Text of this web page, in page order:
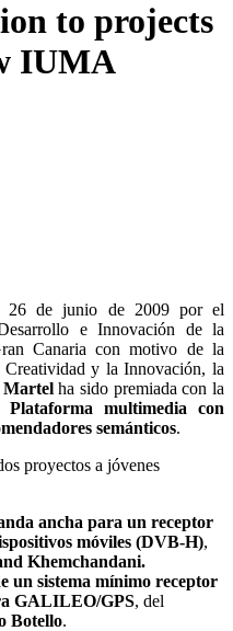
to projects
IUMA
26 de junio de 2009 por el
e Innovación de la
Canaria con motivo de la
y la Innovación, la
Martelha sido premiada con la
Plataforma multimedia con
semánticos.
proyectos a jóvenes
ancha para un receptor
móviles (DVB-H),
Khemchandani.
un sistema mínimo receptor
GALILEO/GPS, del
Botello.